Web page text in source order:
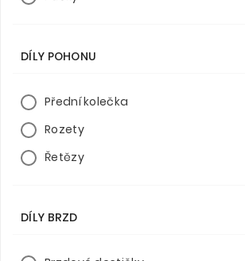
DÍLY POHONU
Přední kolečka
Rozety
Řetězy
DÍLY BRZD